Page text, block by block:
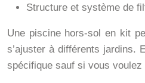
Structure et système de
Une piscine hors-sol en kit
s’ajuster à différents jardins.
spécifique sauf si vous voulez